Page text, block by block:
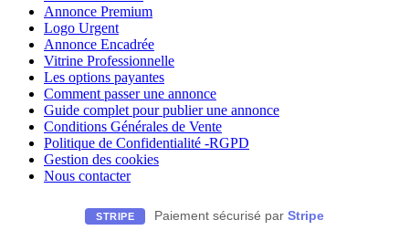
Annonce Premium
Logo Urgent
Annonce Encadrée
Vitrine Professionnelle
Les options payantes
Comment passer une annonce
Guide complet pour publier une annonce
Conditions Générales de Vente
Politique de Confidentialité -RGPD
Gestion des cookies
Nous contacter
STRIPE Paiement sécurisé par Stripe